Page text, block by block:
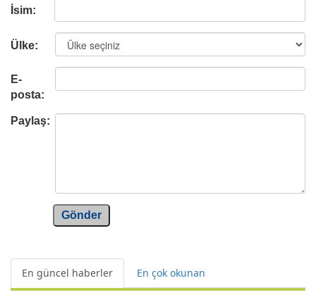
İsim:
Ülke:
E-
posta:
Paylaş:
Gönder
En güncel haberler En çok okunan